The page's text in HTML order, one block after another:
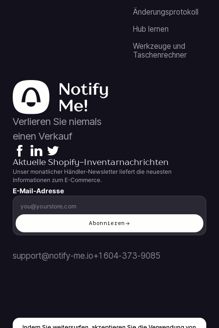
Änderungsprotokoll
Hub lernen
Werkzeuge und
Taschenrechner
Verlieren Sie niemals
einen Verkauf
Aktuelle Shopify-Inventarnachrichten
Unser monatlicher Händler-Newsletter liefert die neuesten
Informationen zum E-Commerce.
E-Mail-Adresse
Abonnieren
support@notify-me.io+1 604-373-9085